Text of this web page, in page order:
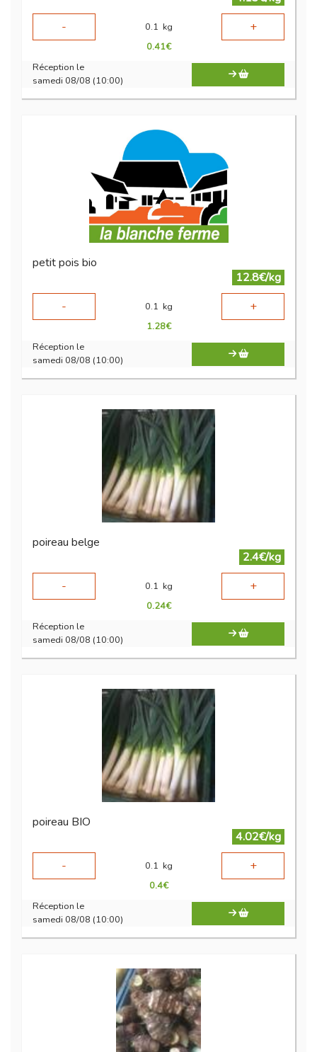
-
0.1 kg +
0.41€
Réception le
samedi 08/08 (10:00)
petit pois bio
12.8€/kg
-
0.1 kg +
1.28€
Réception le
samedi 08/08 (10:00)
poireau belge
2.4€/kg
-
0.1 kg +
0.24€
Réception le
samedi 08/08 (10:00)
poireau BIO
4.02€/kg
-
0.1 kg +
0.4€
Réception le
samedi 08/08 (10:00)